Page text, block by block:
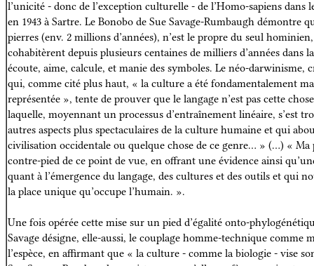
l’unicité - donc de l’exception culturelle - de l’Homo-sapiens dans
en 1943 à Sartre. Le Bonobo de Sue Savage-Rumbaugh démontre
pierres (env. 2 millions d’années), n’est le propre du seul
cohabitèrent depuis plusieurs centaines de milliers d’années dans
écoute, aime, calcule, et manie des symboles. Le néo-darwinisme,
qui, comme cité plus haut, « la culture a été fondamentalement
représentée », tente de prouver que le langage n’est pas cette
laquelle, moyennant un processus d’entraînement linéaire, s’est
autres aspects plus spectaculaires de la culture humaine et qui
civilisation occidentale ou quelque chose de ce genre… » (…) «
contre-pied de ce point de vue, en offrant une évidence ainsi
quant à l’émergence du langage, des cultures et des outils et qui
la place unique qu’occupe l’humain. ».
Une fois opérée cette mise sur un pied d’égalité onto-
Savage désigne, elle-aussi, le couplage homme-technique
l’espèce, en affirmant que « la culture - comme la biologie - vise